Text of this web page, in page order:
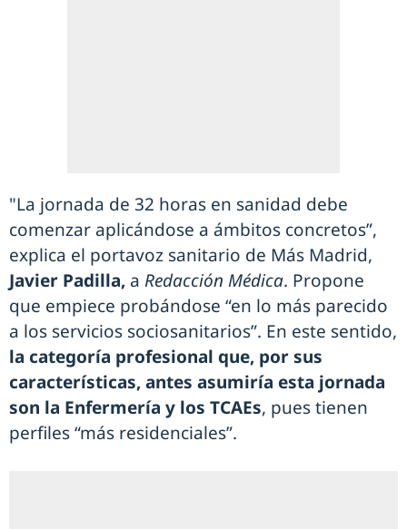
"La jornada de 32 horas en sanidad debe
comenzar aplicándose a ámbitos concretos”,
explica el portavoz sanitario de Más Madrid,
Javier Padilla, a Redacción Médica. Propone
que empiece probándose “en lo más parecido
a los servicios sociosanitarios”. En este sentido,
la categoría profesional que, por sus
características, antes asumiría esta jornada
son la Enfermería y los TCAEs, pues tienen
perfiles “más residenciales”.